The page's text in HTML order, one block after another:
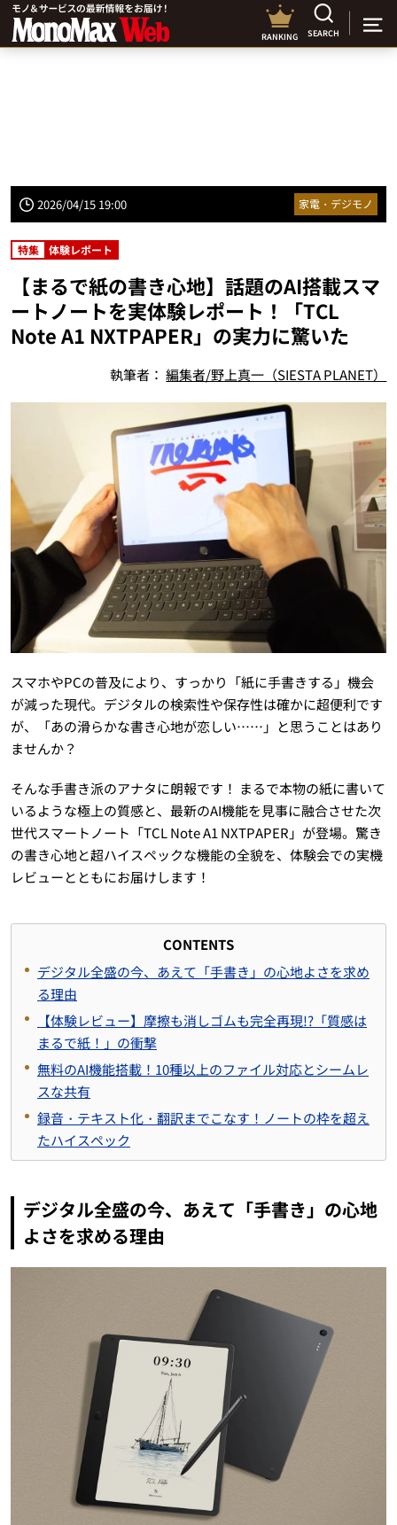
RANKING SEARCH
2026/04/15 19:00 家電・デジモノ
特集 体験レポート
【まるで紙の書き心地】話題のAI搭載スマ
ートノートを実体験レポート！「TCL
Note A1 NXTPAPER」の実力に驚いた
執筆者：編集者/野上真一（SIESTA PLANET）
スマホやPCの普及により、すっかり「紙に手書きする」機会
が減った現代。デジタルの検索性や保存性は確かに超便利です
が、「あの滑らかな書き心地が恋しい……」と思うことはあり
ませんか？
そんな手書き派のアナタに朗報です！ まるで本物の紙に書いて
いるような極上の質感と、最新のAI機能を見事に融合させた次
世代スマートノート「TCL Note A1 NXTPAPER」が登場。驚き
の書き心地と超ハイスペックな機能の全貌を、体験会での実機
レビューとともにお届けします！
CONTENTS
デジタル全盛の今、あえて「手書き」の心地よさを求め
る理由
【体験レビュー】摩擦も消しゴムも完全再現!?「質感は
まるで紙！」の衝撃
無料のAI機能搭載！10種以上のファイル対応とシームレ
スな共有
録音・テキスト化・翻訳までこなす！ノートの枠を超え
たハイスペック
デジタル全盛の今、あえて「手書き」の心地
よさを求める理由